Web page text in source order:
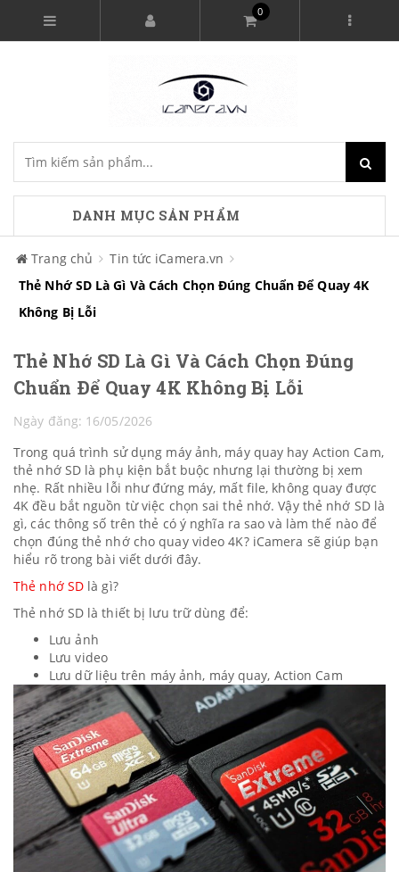
0
DANH MỤC SẢN PHẨM
Trang chủ
Tin tức iCamera.vn
Thẻ Nhớ SD Là Gì Và Cách Chọn Đúng Chuẩn Để Quay 4K
Không Bị Lỗi
Thẻ Nhớ SD Là Gì Và Cách Chọn Đúng
Chuẩn Để Quay 4K Không Bị Lỗi
Ngày đăng: 16/05/2026
Trong quá trình sử dụng máy ảnh, máy quay hay Action Cam,
thẻ nhớ SD là phụ kiện bắt buộc nhưng lại thường bị xem
nhẹ. Rất nhiều lỗi như đứng máy, mất file, không quay được
4K đều bắt nguồn từ việc chọn sai thẻ nhớ. Vậy thẻ nhớ SD là
gì, các thông số trên thẻ có ý nghĩa ra sao và làm thế nào để
chọn đúng thẻ nhớ cho quay video 4K? iCamera sẽ giúp bạn
hiểu rõ trong bài viết dưới đây.
Thẻ nhớ SD là gì?
Thẻ nhớ SD là thiết bị lưu trữ dùng để:
Lưu ảnh
Lưu video
Lưu dữ liệu trên máy ảnh, máy quay, Action Cam